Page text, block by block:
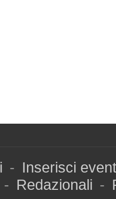
- Inserisci
- Redazionali -